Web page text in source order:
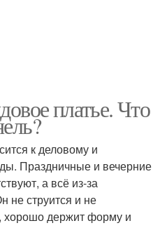
платье. Что
к деловому и
Праздничные и вечерние
а всё из-за
не струится и не
хорошо держит форму и